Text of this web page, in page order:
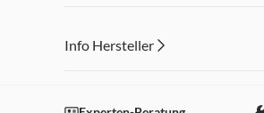
Info Hersteller